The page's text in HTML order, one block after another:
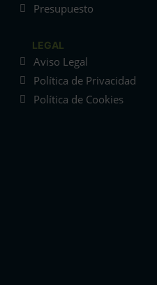
Presupuesto
LEGAL
Aviso Legal
Política de Privacidad
Política de Cookies